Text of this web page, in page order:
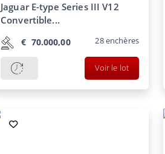
Jaguar E-type Series III V12
Convertible...
€ 70.000,00 28enchères
Voir le lot